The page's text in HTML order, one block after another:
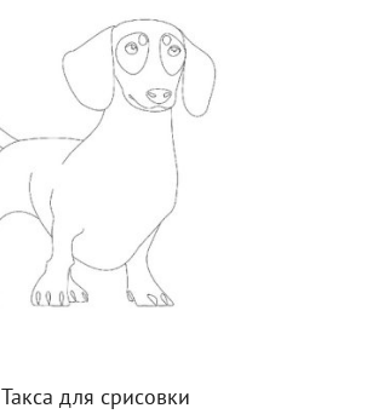
Такса для срисовки